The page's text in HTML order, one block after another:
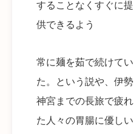
することなくすぐに提
供できるよう
常に麺を茹で続けてい
た。という説や、伊勢
神宮までの長旅で疲れ
た人々の胃腸に優しい